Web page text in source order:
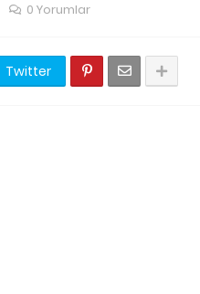
0 Yorumlar
Twitter